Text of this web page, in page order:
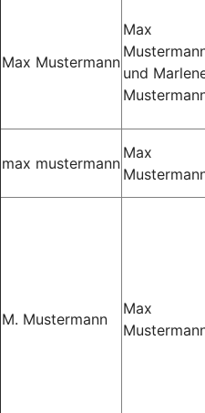
Max Mustermann
Max
und
max mustermann
Max
M. Mustermann
Max